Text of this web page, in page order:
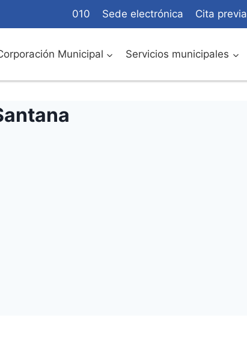
010 Sede electrónica Cita previa
Municipal Servicios municipales